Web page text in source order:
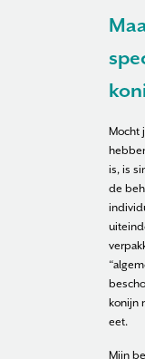
Mocht
is, is
de
konijn
eet.
Mijn